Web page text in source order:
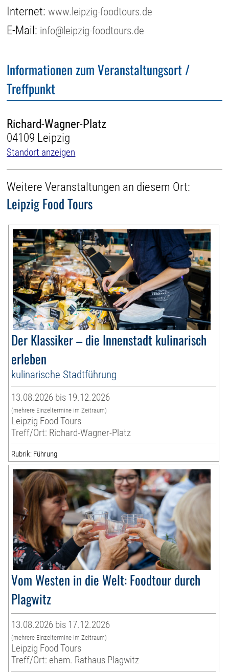
Internet:www.leipzig-foodtours.de
E-Mail: info@leipzig-foodtours.de
Informationen zum Veranstaltungsort /
Treffpunkt
Richard-Wagner-Platz
04109 Leipzig
Standort anzeigen
Weitere Veranstaltungen an diesem Ort:
Leipzig Food Tours
Der Klassiker – die Innenstadt kulinarisch
erleben
kulinarische Stadtführung
13.08.2026 bis 19.12.2026
(mehrere Einzeltermine im Zeitraum)
Leipzig Food Tours
Treff/Ort: Richard-Wagner-Platz
Rubrik: Führung
Vom Westen in die Welt: Foodtour durch
Plagwitz
13.08.2026 bis 17.12.2026
(mehrere Einzeltermine im Zeitraum)
Leipzig Food Tours
Treff/Ort: ehem. Rathaus Plagwitz